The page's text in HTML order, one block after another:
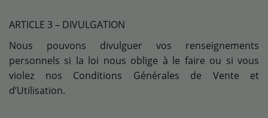
ARTICLE 3 – DIVULGATION
Nous pouvons divulguer vos renseignements
personnels si la loi nous oblige à le faire ou si vous
violez nos Conditions Générales de Vente et
d’Utilisation.